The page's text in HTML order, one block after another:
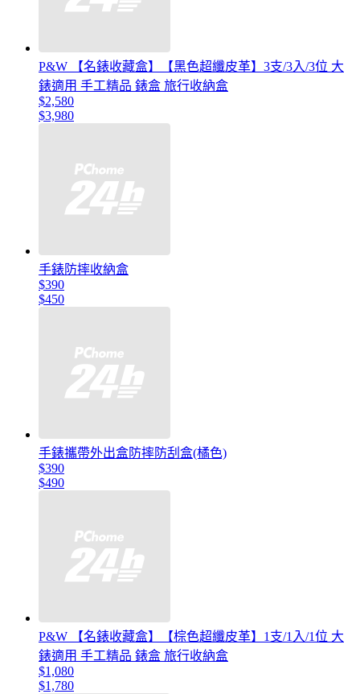
P&W 【名錶收藏盒】【黑色超纖皮革】3支/3入/3位 大
錶適用 手工精品 錶盒 旅行收納盒
$2,580
$3,980
手錶防摔收納盒
$390
$450
手錶攜帶外出盒防摔防刮盒(橘色)
$390
$490
P&W 【名錶收藏盒】【棕色超纖皮革】1支/1入/1位 大
錶適用 手工精品 錶盒 旅行收納盒
$1,080
$1,780